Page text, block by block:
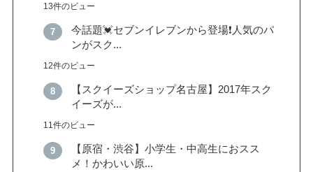
13件のビュー
今話題💓セブンイレブンから登場❗️人気のパ
ンがスク...
12件のビュー
【スクイーズショップ名古屋】2017年スク
イーズが...
11件のビュー
【原宿・渋谷】小学生・中高生におスス
メ！かわいい原...